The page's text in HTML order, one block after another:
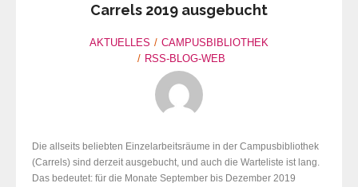
Carrels 2019 ausgebucht
AKTUELLES
CAMPUSBIBLIOTHEK
RSS-BLOG-WEB
Die allseits beliebten Einzelarbeitsräume in der Campusbibliothek
(Carrels) sind derzeit ausgebucht, und auch die Warteliste ist lang.
Das bedeutet: für die Monate September bis Dezember 2019